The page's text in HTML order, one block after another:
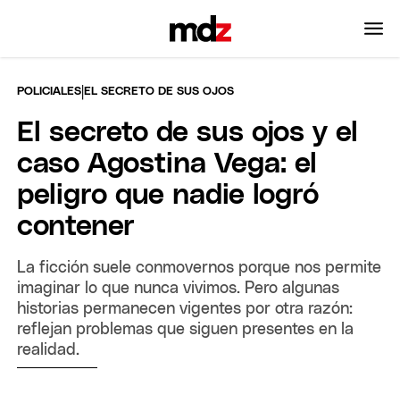
POLICIALES |EL SECRETO DE SUS OJOS
El secreto de sus ojos y el
caso Agostina Vega: el
peligro que nadie logró
contener
La ficción suele conmovernos porque nos permite
imaginar lo que nunca vivimos. Pero algunas
historias permanecen vigentes por otra razón:
reflejan problemas que siguen presentes en la
realidad.